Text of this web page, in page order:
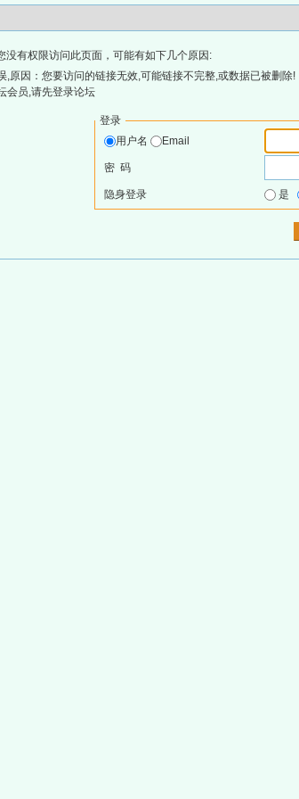
没有权限访问此页面，可能有如下几个原因:
,原因：您要访问的链接无效,可能链接不完整,或数据已被删除!
会员,请先登录论坛
登录
用户名
Email
密 码
隐身登录 是